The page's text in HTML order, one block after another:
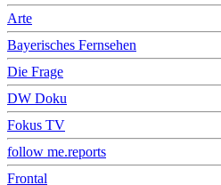
Arte
Bayerisches Fernsehen
Die Frage
DW Doku
Fokus TV
follow me.reports
Frontal